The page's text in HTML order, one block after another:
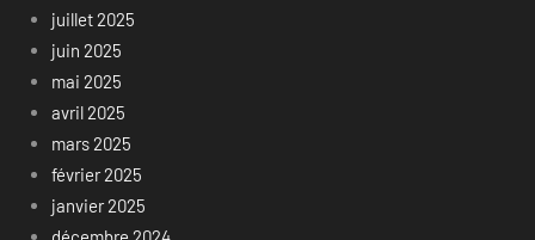
juillet 2025
juin 2025
mai 2025
avril 2025
mars 2025
février 2025
janvier 2025